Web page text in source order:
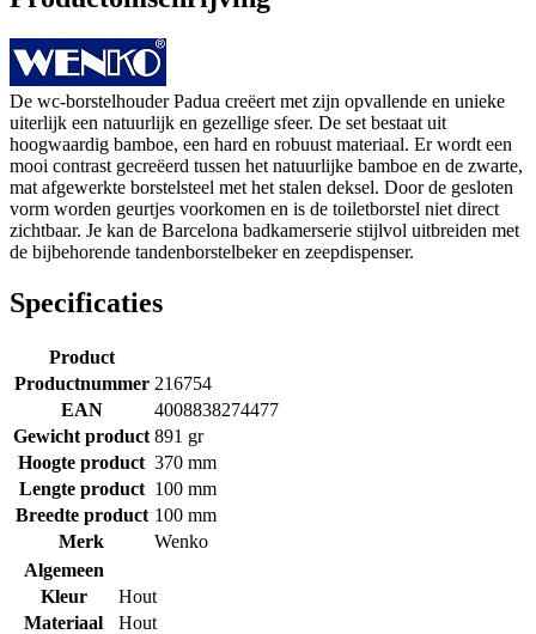
De wc-borstelhouder Padua creëert met zijn opvallende en unieke
uiterlijk een natuurlijk en gezellige sfeer. De set bestaat uit
hoogwaardig bamboe, een hard en robuust materiaal. Er wordt een
mooi contrast gecreëerd tussen het natuurlijke bamboe en de zwarte,
mat afgewerkte borstelsteel met het stalen deksel. Door de gesloten
vorm worden geurtjes voorkomen en is de toiletborstel niet direct
zichtbaar. Je kan de Barcelona badkamerserie stijlvol uitbreiden met
de bijbehorende tandenborstelbeker en zeepdispenser.
Specificaties
Product
Productnummer 216754
EAN
4008838274477
Gewicht product 891 gr
Hoogte product 370 mm
Lengte product 100 mm
Breedte product 100 mm
Merk
Wenko
Algemeen
Kleur
Hout
Materiaal
Hout